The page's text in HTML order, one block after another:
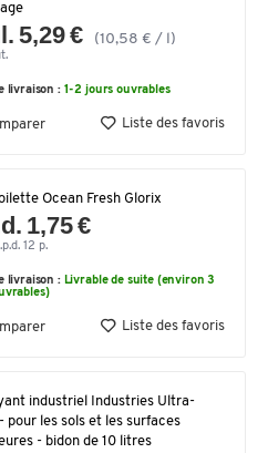
5,29 € (10,58 € / l)
livraison : 1-2 jours ouvrables
Liste des favoris
Ocean Fresh Glorix
1,75 €
12 p.
livraison : Livrable de suite (environ 3
Liste des favoris
industriel Industries Ultra-
pour les sols et les surfaces
- bidon de 10 litres